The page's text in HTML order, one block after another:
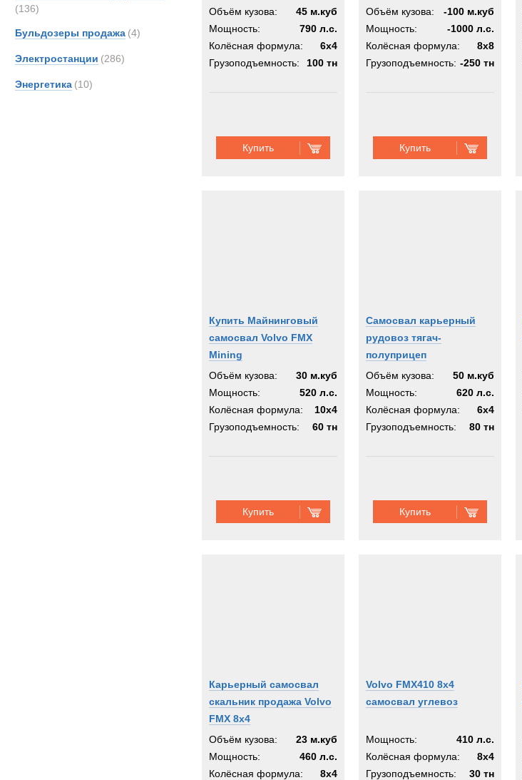
(136)
Бульдозеры продажа (4)
Электростанции (286)
Энергетика (10)
Объём кузова:
45 м.куб
Мощность:
790 л.с.
Колёсная формула:
6x4
Грузоподъемность:
100 тн
Купить
Объём кузова:
-100 м.куб
Мощность:
-1000 л.с.
Колёсная формула:
8x8
Грузоподъемность: -250 тн
Купить
Купить Майнинговый
самосвал Volvo FMX
Mining
Объём кузова:
30 м.куб
Мощность:
520 л.с.
Колёсная формула:
10x4
Грузоподъемность:
60 тн
Купить
Самосвал карьерный
рудовоз тягач-
полуприцеп
Объём кузова:
50 м.куб
Мощность:
620 л.с.
Колёсная формула:
6x4
Грузоподъемность:
80 тн
Купить
Карьерный самосвал
скальник продажа Volvo
FMX 8x4
Объём кузова:
23 м.куб
Мощность:
460 л.с.
Колёсная формула:
8x4
Volvo FMX410 8x4
самосвал углевоз
Мощность:
410 л.с.
Колёсная формула:
8x4
Грузоподъемность:
30 тн